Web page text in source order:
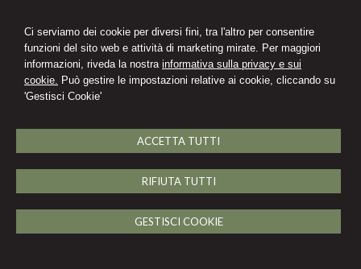
Ci serviamo dei cookie per diversi fini, tra l'altro per consentire
funzioni del sito web e attività di marketing mirate. Per maggiori
informazioni, riveda la nostra informativa sulla privacy e sui
cookie. Può gestire le impostazioni relative ai cookie, cliccando su
'Gestisci Cookie'
ACCETTA TUTTI
RIFIUTA TUTTI
GESTISCI COOKIE